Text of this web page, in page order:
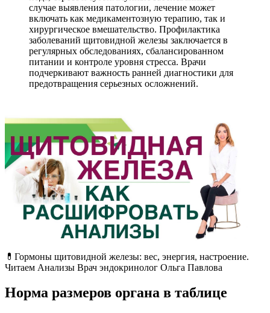
случае выявления патологии, лечение может
включать как медикаментозную терапию, так и
хирургическое вмешательство. Профилактика
заболеваний щитовидной железы заключается в
регулярных обследованиях, сбалансированном
питании и контроле уровня стресса. Врачи
подчеркивают важность ранней диагностики для
предотвращения серьезных осложнений.
💊Гормоны щитовидной железы: вес, энергия, настроение.
Читаем Анализы Врач эндокринолог Ольга Павлова
Норма размеров органа в таблице